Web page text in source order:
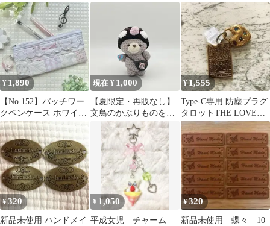
ばね式 イヤリング
カン付き 玉ブラ
ト 縦２５×横３５ 幼さかな)
¥ 1,890
【No.152】パッチワー
クペンケース ホワイト
ピンク 編み物 ハンドメ
イド
現在 ¥ 1,000
【夏限定・再販なし】
文鳥のかぶりものをか
ぶったくまちゃん あみ
ぐるみ
¥1,555
Type-C専用 防塵プラグ
タロットTHE LOVERS
スマホアクセサリー
¥320
新品未使用 ハンドメイ
¥ 1,050
平成女児 チャーム
¥320
新品未使用 蝶々 10